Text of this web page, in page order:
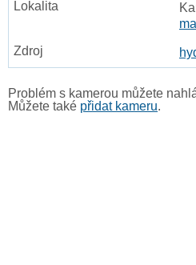
Problém s kamerou můžete
Můžete také přidat kameru.